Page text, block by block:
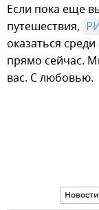
Если пока еще
путешествия,
оказаться
прямо сейчас.
вас. С любовью.
Новости